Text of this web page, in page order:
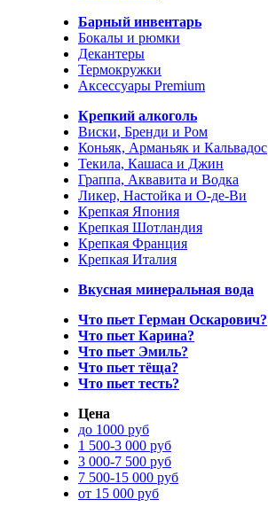
Барный инвентарь
Бокалы и рюмки
Декантеры
Термокружки
Аксессуары Premium
Крепкий алкоголь
Виски, Бренди и Ром
Коньяк, Арманьяк и Кальвадос
Текила, Кашаса и Джин
Граппа, Аквавита и Водка
Ликер, Настойка и О-де-Ви
Крепкая Япония
Крепкая Шотландия
Крепкая Франция
Крепкая Италия
Вкусная минеральная вода
Что пьет Герман Оскарович?
Что пьет Карина?
Что пьет Эмиль?
Что пьет тёща?
Что пьет тесть?
Цена
до 1000 руб
1 500-3 000 руб
3 000-7 500 руб
7 500-15 000 руб
от 15 000 руб